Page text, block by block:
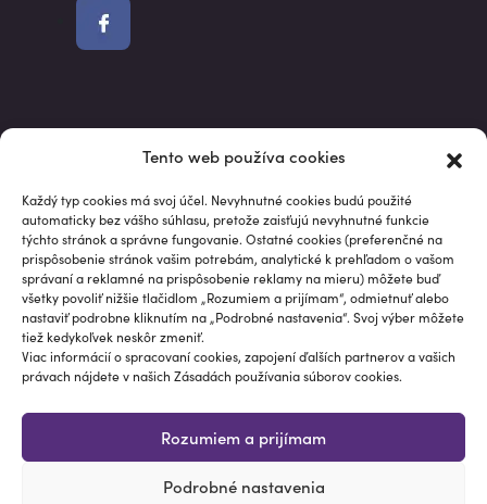
Tento web používa cookies
Každý typ cookies má svoj účel. Nevyhnutné cookies budú použité
automaticky bez vášho súhlasu, pretože zaisťujú nevyhnutné funkcie
týchto stránok a správne fungovanie. Ostatné cookies (preferenčné na
prispôsobenie stránok vašim potrebám, analytické k prehľadom o vašom
správaní a reklamné na prispôsobenie reklamy na mieru) môžete buď
všetky povoliť nižšie tlačidlom „Rozumiem a prijímam“, odmietnuť alebo
nastaviť podrobne kliknutím na „Podrobné nastavenia“. Svoj výber môžete
tiež kedykoľvek neskôr zmeniť.
Viac informácií o spracovaní cookies, zapojení ďalších partnerov a vašich
právach nájdete v našich Zásadách používania súborov cookies.
Rozumiem a prijímam
Podrobné nastavenia
S investovaním je spojené riziko. Hodnota investície môže v
priebehu jej trvania kolísať, niekedy aj výrazne. Údaje o
minulej výkonnosti nie sú spoľahlivým ukazovateľom pre
budúce výkonnosti. Informácie na tejto stránke, vrátane
analýz, výkonností a vzorových portfólií, sú poskytované „ako
sú“, neslúžia k poskytovaniu investičného poradenstva a
nepredstavujú odporúčanie ani výzvu na nákup, predaj alebo
podržanie konkrétneho finančného nástroja ako vhodného
pre konkrétneho investora.